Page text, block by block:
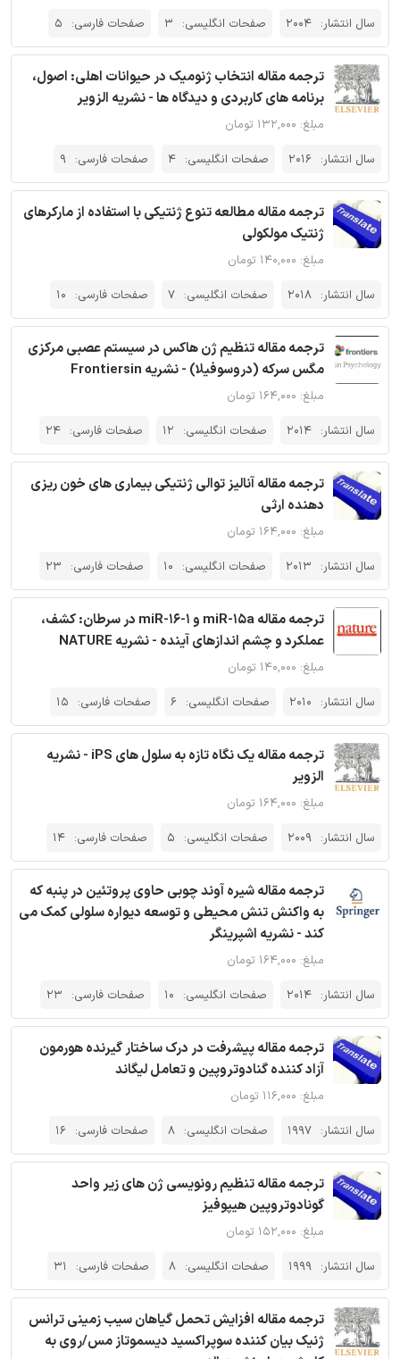
سال انتشار: 2004 صفحات انگلیسی: 3 صفحات فارسی: 5
ترجمه مقاله انتخاب ژنومیک در حیوانات اهلی: اصول،
برنامه های کاربردی و دیدگاه ها - نشریه الزویر
مبلغ: ۱۳۲,۰۰۰ تومان
سال انتشار: 2016 صفحات انگلیسی: 4 صفحات فارسی: 9
ترجمه مقاله مطالعه تنوع ژنتیکی با استفاده از مارکرهای
ژنتیک مولکولی
مبلغ: ۱۴۰,۰۰۰ تومان
سال انتشار: 2018 صفحات انگلیسی: 7 صفحات فارسی: 10
ترجمه مقاله تنظیم ژن هاکس در سیستم عصبی مرکزی
مگس سرکه (دروسوفیلا) - نشریه Frontiersin
مبلغ: ۱۶۴,۰۰۰ تومان
سال انتشار: 2014 صفحات انگلیسی: 12 صفحات فارسی: 24
ترجمه مقاله آنالیز توالی ژنتیکی بیماری های خون ریزی
دهنده ارثی
مبلغ: ۱۶۴,۰۰۰ تومان
سال انتشار: 2013 صفحات انگلیسی: 10 صفحات فارسی: 23
ترجمه مقاله miR-15a و miR-16-1 در سرطان: کشف،
عملکرد و چشم اندازهای آینده - نشریه NATURE
مبلغ: ۱۴۰,۰۰۰ تومان
سال انتشار: 2010 صفحات انگلیسی: 6 صفحات فارسی: 15
ترجمه مقاله یک نگاه تازه به سلول های iPS - نشریه
الزویر
مبلغ: ۱۶۴,۰۰۰ تومان
سال انتشار: 2009 صفحات انگلیسی: 5 صفحات فارسی: 14
ترجمه مقاله شیره آوند چوبی حاوی پروتئین در پنبه که
به واکنش تنش محیطی و توسعه دیواره سلولی کمک می
کند - نشریه اشپرینگر
مبلغ: ۱۶۴,۰۰۰ تومان
سال انتشار: 2014 صفحات انگلیسی: 10 صفحات فارسی: 23
ترجمه مقاله پیشرفت در درک ساختار گیرنده هورمون
آزاد کننده گنادوتروپین و تعامل لیگاند
مبلغ: ۱۱۶,۰۰۰ تومان
سال انتشار: 1997 صفحات انگلیسی: 8 صفحات فارسی: 16
ترجمه مقاله تنظیم رونویسی ژن های زیر واحد
گونادوتروپین هیپوفیز
مبلغ: ۱۵۲,۰۰۰ تومان
سال انتشار: 1999 صفحات انگلیسی: 8 صفحات فارسی: 31
ترجمه مقاله افزایش تحمل گیاهان سیب زمینی ترانس
ژنیک بیان کننده سوپراکسید دیسموتاز مس/روی به